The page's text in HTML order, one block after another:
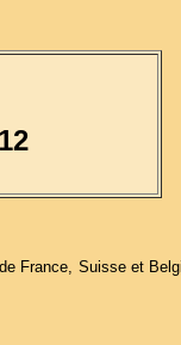
France, Suisse et